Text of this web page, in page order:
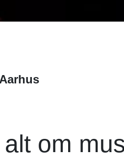
om